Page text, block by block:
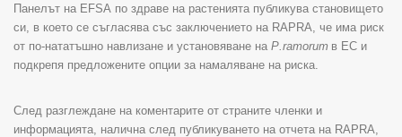
Панелът на EFSA по здраве на растенията публикува становището
си, в което се съгласява със заключението на RAPRA , че има риск
от по-нататъшно навлизане и установяване на P ramorum в ЕС и
подкрепя предложените опции за намаляване на риска.
След разглеждане на коментарите от страните членки и
информацията, налична след публикуването на отчета на RAPRA